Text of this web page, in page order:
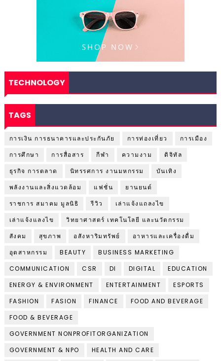
TECHNOLOGY
TAGS
การเงิน การธนาคารและประกันภัย การท่องเที่ยว
การเมือง
การศึกษา
การสื่อสาร กีฬา ความงาม
ดิจิทัล
ธุรกิจ การตลาด
นิทรรศการ งานมหกรรม
บันเทิง
พลังงานและสิ่งแวดล้อม
แฟชั่น
ยานยนต์
ราชการ สมาคม มูลนิธิ
รีวิว
เล่าแจ้งแถลงไข
เล่าแจ้งแลงไข
วิทยาศาสตร์ เทคโนโลยี และนวัตกรรม
สังคม
สุขภาพ อสังหาริมทรัพย์
อาหารและเครื่องดื่ม
อุตสาหกรรม
BEAUTY
BUSINESS MARKETING
COMMUNICATION
CSR DI DIGITAL
EDUCATION
ENERGY & ENVIRONMENT
ENTERTAINMENT
ESPORTS
FASHION
FASION FINANCE
FOOD AND BEVERAGE
FOOD & BEVERAGE
GOVERNMENT NONPROFITORGANIZATION
GOVERNMENT & NPO
HEALTH AND CARE